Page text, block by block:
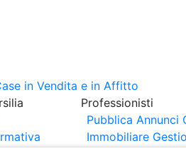
Professionisti
Pubblica Annunci
Immobiliare